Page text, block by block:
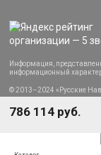
786 114 руб.
Информация,
информационный
© 2013–2024 «Русские
защищены.